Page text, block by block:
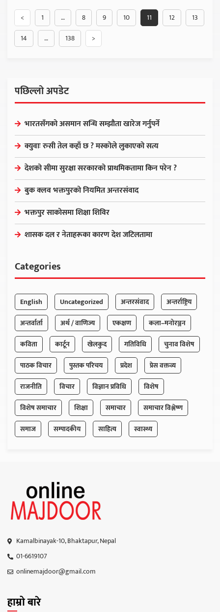
< 1 … 8 9 10 11 12
13
14
… 138 >
पछिल्लो अपडेट
भारतसँगको असमान सन्धि सम्झौता खारेज गर्नुपर्ने
क्युवाः रुसी तेल कहाँ छ ? मस्कोले लुकाएको सत्य
देशको सीमा सुरक्षा सरकारको प्राथमिकतामा किन परेन ?
बुक क्लव भक्तपुरको नियमित अन्तरसंवाद
भक्तपुर साकोसमा शिक्षा शिविर
शासक दल र नेताहरूका कारण देश जटिलतामा
Categories
English Uncategorized अन्तरसंवाद
अन्तर्राष्ट्रिय
अन्तर्वार्ता
अर्थ / वाणिज्य एकक्षण
कला–मनोरञ्जन
कविता
कार्टून खेलकुद गतिविधि
चुनाव विशेष
पाठक विचार
पुस्तक परिचय प्रदेश
प्रेस वक्तव्य
राजनीति
विचार विज्ञान प्रविधि
विशेष
विशेष समाचार
शिक्षा समाचार
समाचार विश्लेष्ण
समाज
सम्पादकीय साहित्य स्वास्थ्य
Kamalbinayak-10, Bhaktapur, Nepal
01-6619107
onlinemajdoor@gmail.com
हाम्रो बारे